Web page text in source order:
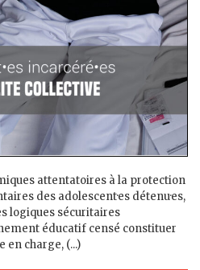
attentatoires à la protection
des adolescent·es détenu·es,
logiques sécuritaires
éducatif censé constituer
charge, (...)